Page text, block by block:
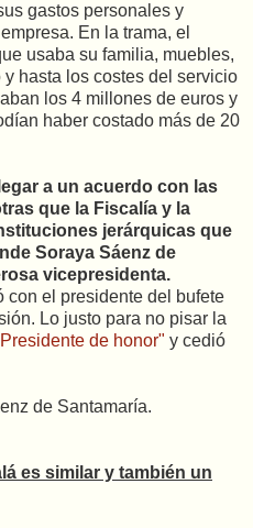
gastos personales y
En la trama, el
usaba su familia, muebles,
hasta los costes del servicio
los 4 millones de euros y
haber costado más de 20
a un acuerdo con las
que la Fiscalía y la
jerárquicas que
Soraya Sáenz de
vicepresidenta.
con el presidente del bufete
Lo justo para no pisar la
de honor" y cedió
de Santamaría.
es similar y también un